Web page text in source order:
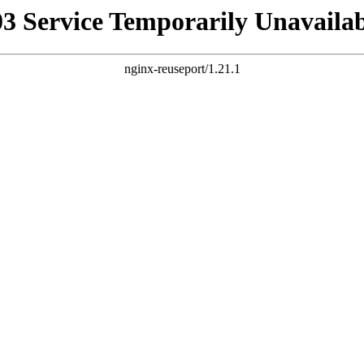
Service Temporarily
nginx-reuseport/1.21.1